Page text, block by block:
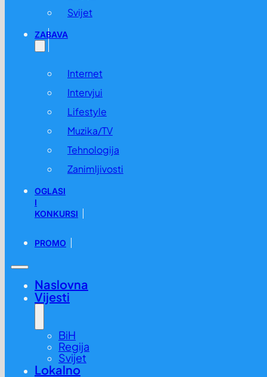
Svijet
ZABAVA
Internet
Intervjui
Lifestyle
Muzika/TV
Tehnologija
Zanimljivosti
OGLASI
I
KONKURSI
PROMO
Naslovna
Vijesti
BiH
Regija
Svijet
Lokalno